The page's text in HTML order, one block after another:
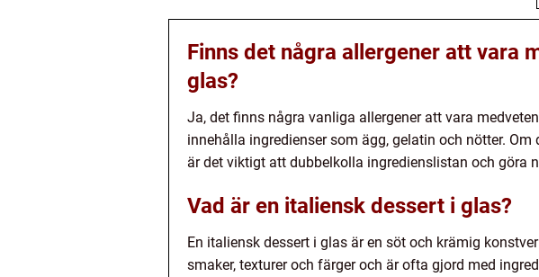
Finns det några allergener att vara
glas?
Ja, det finns några vanliga allergener att vara
innehålla ingredienser som ägg, gelatin och nötter.
är det viktigt att dubbelkolla ingredienslistan och göra
Vad är en italiensk dessert i glas?
En italiensk dessert i glas är en söt och krämig
smaker, texturer och färger och är ofta gjord med